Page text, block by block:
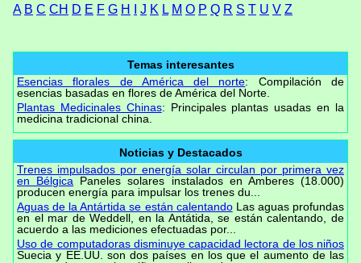
A B C CH D E F G H J K L M O P Q R S T U V Z
Temas interesantes
Esencias florales de América del norte: Compilación de
esencias basadas en flores de América del Norte.
Plantas Medicinales Chinas: Principales plantas usadas en la
medicina tradicional china.
Noticias y Destacados
Trenes impulsados por energía solar circulan por primera vez
en Bélgica Paneles solares instalados en Amberes (18.000)
producen energía para impulsar los trenes du...
Aguas de la Antártida se están calentandoLas aguas profundas
en el mar de Weddell, en la Antátida, se están calentando, de
acuerdo a las mediciones efectuadas por...
Uso de computadoras disminuye capacidad lectora de los niños
Suecia y EE.UU. son dos países en los que el aumento de las